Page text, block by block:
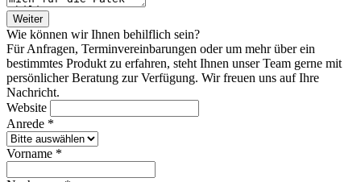
Weiter
Wie können wir Ihnen behilflich sein?
Für Anfragen, Terminvereinbarungen oder um mehr über ein
bestimmtes Produkt zu erfahren, steht Ihnen unser Team gerne mit
persönlicher Beratung zur Verfügung. Wir freuen uns auf Ihre
Nachricht.
Website
Anrede *
Vorname *